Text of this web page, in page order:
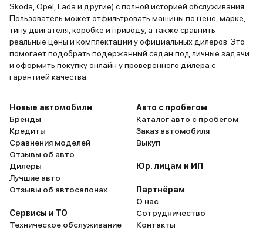
Skoda, Opel, Lada и другие) с полной историей обслуживания.
Пользователь может отфильтровать машины по цене, марке,
типу двигателя, коробке и приводу, а также сравнить
реальные цены и комплектации у официальных дилеров. Это
помогает подобрать подержанный седан под личные задачи
и оформить покупку онлайн у проверенного дилера с
гарантией качества.
Новые автомобили
Бренды
Кредиты
Сравнения моделей
Отзывы об авто
Дилеры
Лучшие авто
Отзывы об автосалонах
Сервисы и ТО
Техническое обслуживание
Авто с пробегом
Каталог авто с пробегом
Заказ автомобиля
Выкуп
Юр. лицам и ИП
Партнёрам
О нас
Сотрудничество
Контакты